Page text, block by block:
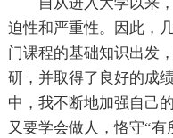
自从进入大学以来
迫性和严重性。因此，
门课程的基础知识出发
研，并取得了良好的成
中，我不断地加强自己
又要学会做人，恪守“